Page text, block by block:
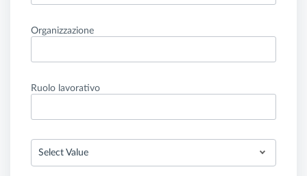
Organizzazione
Ruolo lavorativo
Select Value